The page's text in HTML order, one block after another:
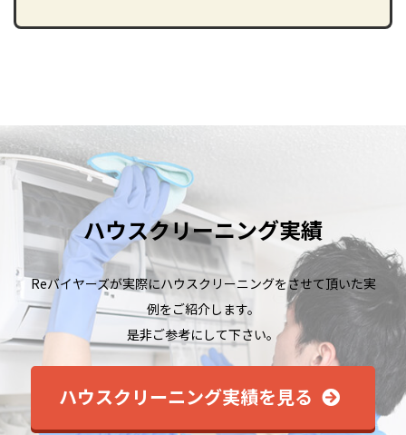
ハウスクリーニング実績
Reバイヤーズが実際にハウスクリーニングをさせて頂いた実
例をご紹介します。
是⾮ご参考にして下さい。
ハウスクリーニング実績を⾒る